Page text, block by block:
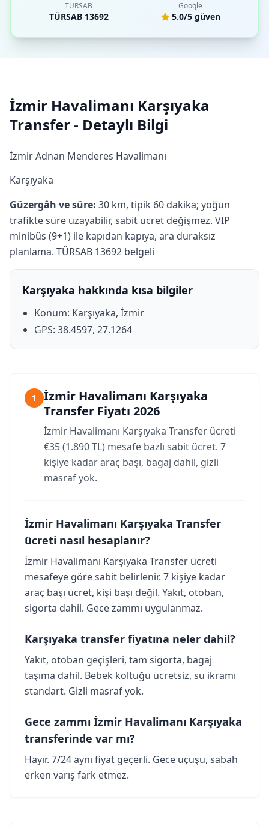
TÜRSAB
TÜRSAB 13692
Google
5.0/5 güven
İzmir Havalimanı Karşıyaka
Transfer - Detaylı Bilgi
İzmir Adnan Menderes Havalimanı
Karşıyaka
Güzergâh ve süre: 30 km, tipik 60 dakika; yoğun
trafikte süre uzayabilir, sabit ücret değişmez. VIP
minibüs (9+1) ile kapıdan kapıya, ara duraksız
planlama. TÜRSAB 13692 belgeli
Karşıyaka hakkında kısa bilgiler
Konum: Karşıyaka, İzmir
GPS: 38.4597, 27.1264
1
İzmir Havalimanı Karşıyaka
Transfer Fiyatı 2026
İzmir Havalimanı Karşıyaka Transfer ücreti
€35 (1.890 TL) mesafe bazlı sabit ücret. 7
kişiye kadar araç başı, bagaj dahil, gizli
masraf yok.
İzmir Havalimanı Karşıyaka Transfer
ücreti nasıl hesaplanır?
İzmir Havalimanı Karşıyaka Transfer ücreti
mesafeye göre sabit belirlenir. 7 kişiye kadar
araç başı ücret, kişi başı değil. Yakıt, otoban,
sigorta dahil. Gece zammı uygulanmaz.
Karşıyaka transfer fiyatına neler dahil?
Yakıt, otoban geçişleri, tam sigorta, bagaj
taşıma dahil. Bebek koltuğu ücretsiz, su ikramı
standart. Gizli masraf yok.
Gece zammı İzmir Havalimanı Karşıyaka
transferinde var mı?
Hayır. 7/24 aynı fiyat geçerli. Gece uçuşu, sabah
erken varış fark etmez.